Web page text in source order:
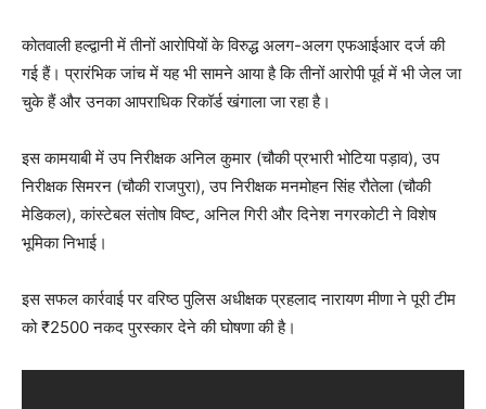
कोतवाली हल्द्वानी में तीनों आरोपियों के विरुद्ध अलग-अलग एफआईआर दर्ज की
गई हैं। प्रारंभिक जांच में यह भी सामने आया है कि तीनों आरोपी पूर्व में भी जेल जा
चुके हैं और उनका आपराधिक रिकॉर्ड खंगाला जा रहा है।
इस कामयाबी में उप निरीक्षक अनिल कुमार (चौकी प्रभारी भोटिया पड़ाव), उप
निरीक्षक सिमरन (चौकी राजपुरा), उप निरीक्षक मनमोहन सिंह रौतेला (चौकी
मेडिकल), कांस्टेबल संतोष विष्ट, अनिल गिरी और दिनेश नगरकोटी ने विशेष
भूमिका निभाई।
इस सफल कार्रवाई पर वरिष्ठ पुलिस अधीक्षक प्रहलाद नारायण मीणा ने पूरी टीम
को ₹2500 नकद पुरस्कार देने की घोषणा की है।